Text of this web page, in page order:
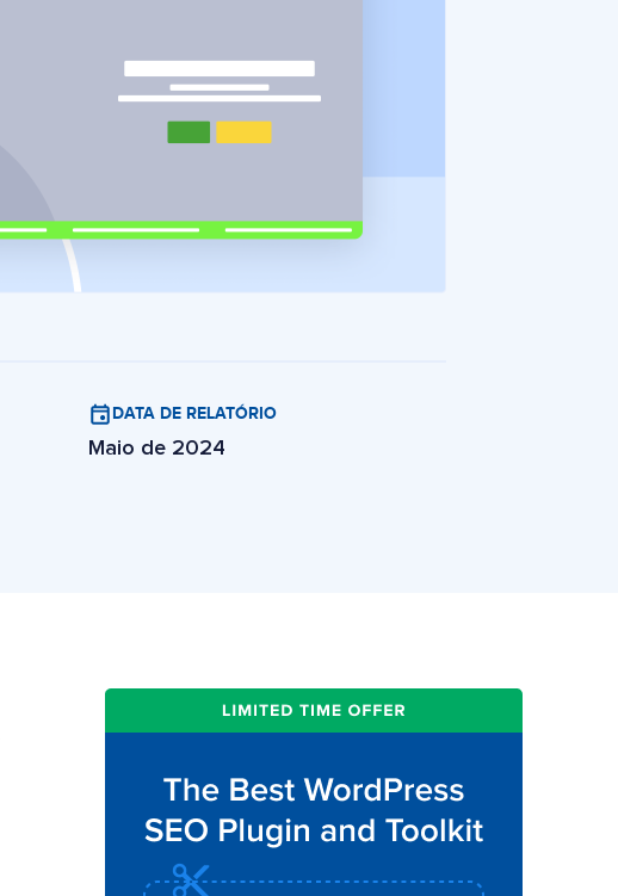
DATA DE RELATÓRIO
Maio de 2024